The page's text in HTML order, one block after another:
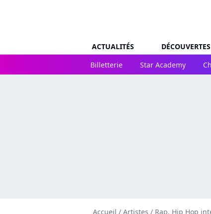
ACTUALITÉS DÉCOUVERTES
Billetterie
Star Academy
Accueil / Artistes / Rap, Hip Hop